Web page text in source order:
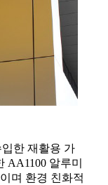
한 재활용 가
AA1100 알루미
며 환경 친화적